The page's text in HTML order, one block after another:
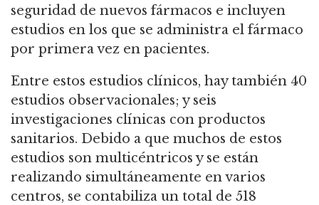
seguridad de nuevos fármacos e incluyen
estudios en los que se administra el fármaco
por primera vez en pacientes.
Entre estos estudios clínicos, hay también 40
estudios observacionales; y seis
investigaciones clínicas con productos
sanitarios. Debido a que muchos de estos
estudios son multicéntricos y se están
realizando simultáneamente en varios
centros, se contabiliza un total de 518